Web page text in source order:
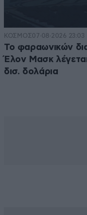
ΚΟΣΜΟΣ07·08·2026 23:03
Το φαραωνικών
Έλον Μασκ
δισ. δολάρια